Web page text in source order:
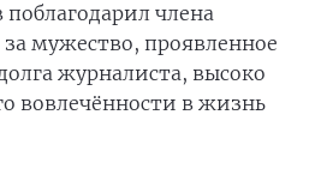
члена
мужество, проявленное
журналиста, высоко
вовлечённости в жизнь